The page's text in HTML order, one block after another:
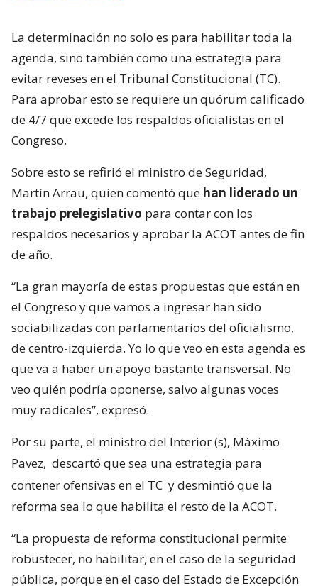
La determinación no solo es para habilitar toda la
agenda, sino también como una estrategia para
evitar reveses en el Tribunal Constitucional (TC).
Para aprobar esto se requiere un quórum calificado
de 4/7 que excede los respaldos oficialistas en el
Congreso.
Sobre esto se refirió el ministro de Seguridad,
Martín Arrau, quien comentó que han liderado un
trabajo prelegislativo para contar con los
respaldos necesarios y aprobar la ACOT antes de fin
de año.
“La gran mayoría de estas propuestas que están en
el Congreso y que vamos a ingresar han sido
sociabilizadas con parlamentarios del oficialismo,
de centro-izquierda. Yo lo que veo en esta agenda es
que va a haber un apoyo bastante transversal. No
veo quién podría oponerse, salvo algunas voces
muy radicales”, expresó.
Por su parte, el ministro del Interior (s), Máximo
Pavez, descartó que sea una estrategia para
contener ofensivas en el TC y desmintió que la
reforma sea lo que habilita el resto de la ACOT.
“La propuesta de reforma constitucional permite
robustecer, no habilitar, en el caso de la seguridad
pública, porque en el caso del Estado de Excepción